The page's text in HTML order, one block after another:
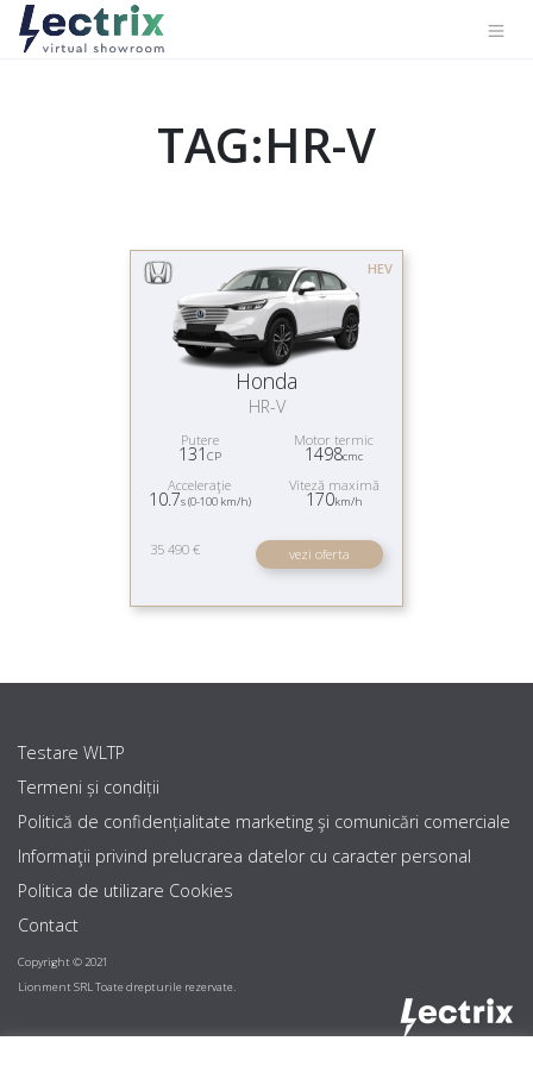
TAG:HR-V
HEV
Honda
HR-V
Putere
131 CP
Motor termic
1498cmc
Acceleraţie
10.7s (0-100 km/h)
Viteză maximă
170km/h
35 490 € vezi oferta
Testare WLTP
Termeni și condiții
Politică de confidențialitate marketing şi comunicări comerciale
Informaţii privind prelucrarea datelor cu caracter personal
Politica de utilizare Cookies
Contact
Copyright © 2021
Lionment SRL Toate drepturile rezervate.